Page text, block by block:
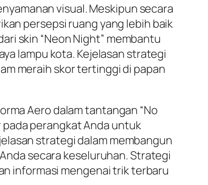
visual. Meskipun secara
persepsi ruang yang lebih baik
skin “Neon Night” membantu
lampu kota. Kejelasan strategi
meraih skor tertinggi di papan
Aero dalam tantangan “No
perangkat Anda untuk
strategi dalam membangun
secara keseluruhan. Strategi
informasi mengenai trik terbaru